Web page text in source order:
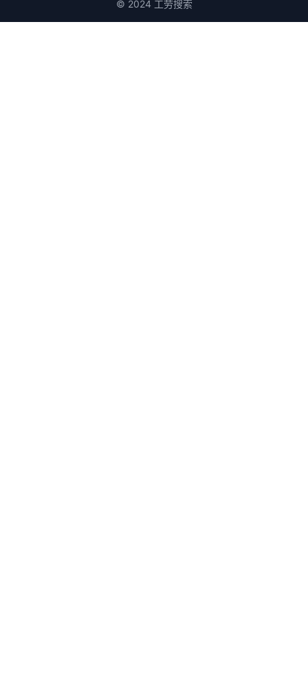
© 2024 工劳搜索